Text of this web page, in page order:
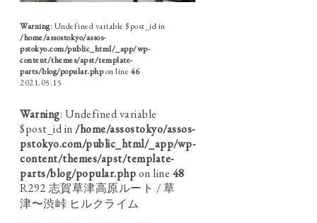
Warning: Undefined variable $post_id in
/home/assostokyo/assos-
pstokyo.com/public_html/_app/wp-
content/themes/apst/template-
parts/blog/popular.phpon line 46
2021.05.15
Warning: Undefined variable
$post_id in/home/assostokyo/assos-
pstokyo.com/public_html/_app/wp-
content/themes/apst/template-
parts/blog/popular.phpon line 48
R292 志賀草津高原ルート / 草
津〜渋峠 ヒルクライム